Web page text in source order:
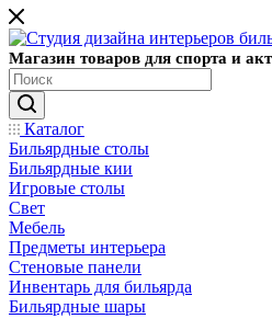
Магазин товаров для спорта и
Каталог
Бильярдные столы
Бильярдные кии
Игровые столы
Свет
Мебель
Предметы интерьера
Стеновые панели
Инвентарь для бильярда
Бильярдные шары